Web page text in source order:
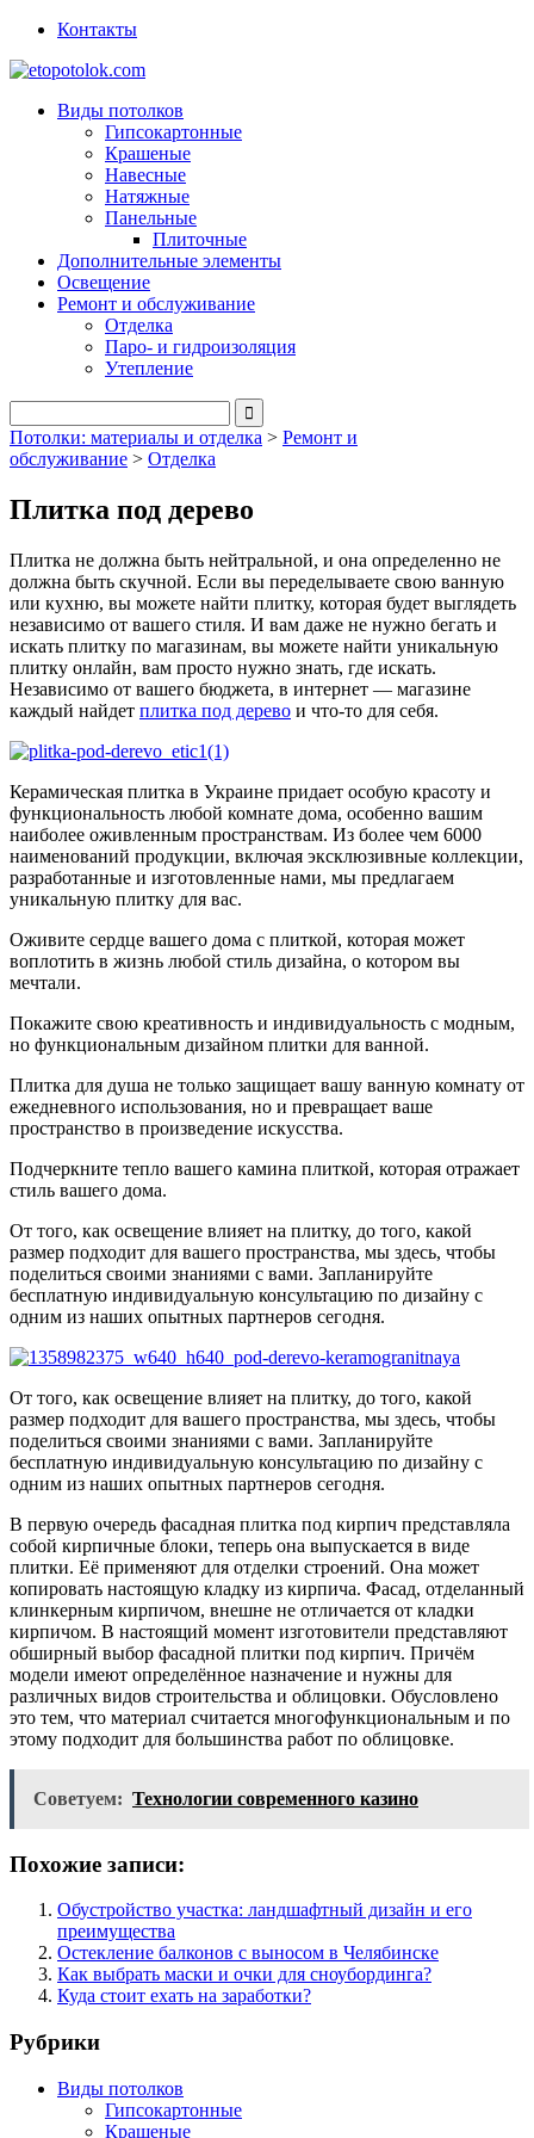
Контакты
Виды потолков
Гипсокартонные
Крашеные
Навесные
Натяжные
Панельные
Плиточные
Дополнительные элементы
Освещение
Ремонт и обслуживание
Отделка
Паро- и гидроизоляция
Утепление
Потолки: материалы и отделка > Ремонт и
обслуживание > Отделка
Плитка под дерево
Плитка не должна быть нейтральной, и она определенно не
должна быть скучной. Если вы переделываете свою ванную
или кухню, вы можете найти плитку, которая будет выглядеть
независимо от вашего стиля. И вам даже не нужно бегать и
искать плитку по магазинам, вы можете найти уникальную
плитку онлайн, вам просто нужно знать, где искать.
Независимо от вашего бюджета, в интернет — магазине
каждый найдет плитка под дерево и что-то для себя.
Керамическая плитка в Украине придает особую красоту и
функциональность любой комнате дома, особенно вашим
наиболее оживленным пространствам. Из более чем 6000
наименований продукции, включая эксклюзивные коллекции,
разработанные и изготовленные нами, мы предлагаем
уникальную плитку для вас.
Оживите сердце вашего дома с плиткой, которая может
воплотить в жизнь любой стиль дизайна, о котором вы
мечтали.
Покажите свою креативность и индивидуальность с модным,
но функциональным дизайном плитки для ванной.
Плитка для душа не только защищает вашу ванную комнату от
ежедневного использования, но и превращает ваше
пространство в произведение искусства.
Подчеркните тепло вашего камина плиткой, которая отражает
стиль вашего дома.
От того, как освещение влияет на плитку, до того, какой
размер подходит для вашего пространства, мы здесь, чтобы
поделиться своими знаниями с вами. Запланируйте
бесплатную индивидуальную консультацию по дизайну с
одним из наших опытных партнеров сегодня.
От того, как освещение влияет на плитку, до того, какой
размер подходит для вашего пространства, мы здесь, чтобы
поделиться своими знаниями с вами. Запланируйте
бесплатную индивидуальную консультацию по дизайну с
одним из наших опытных партнеров сегодня.
В первую очередь фасадная плитка под кирпич представляла
собой кирпичные блоки, теперь она выпускается в виде
плитки. Её применяют для отделки строений. Она может
копировать настоящую кладку из кирпича. Фасад, отделанный
клинкерным кирпичом, внешне не отличается от кладки
кирпичом. В настоящий момент изготовители представляют
обширный выбор фасадной плитки под кирпич. Причём
модели имеют определённое назначение и нужны для
различных видов строительства и облицовки. Обусловлено
это тем, что материал считается многофункциональным и по
этому подходит для большинства работ по облицовке.
Советуем: Технологии современного казино
Похожие записи:
Обустройство участка: ландшафтный дизайн и его
преимущества
Остекление балконов с выносом в Челябинске
Как выбрать маски и очки для сноубординга?
Куда стоит ехать на заработки?
Рубрики
Виды потолков
Гипсокартонные
Крашеные